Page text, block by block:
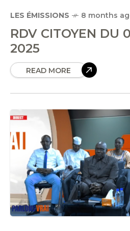
LES ÉMISSIONS 8 months
RDV CITOYEN DU
2025
READ MORE